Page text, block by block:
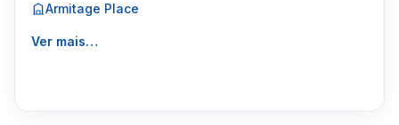
Armitage Place
Ver mais…